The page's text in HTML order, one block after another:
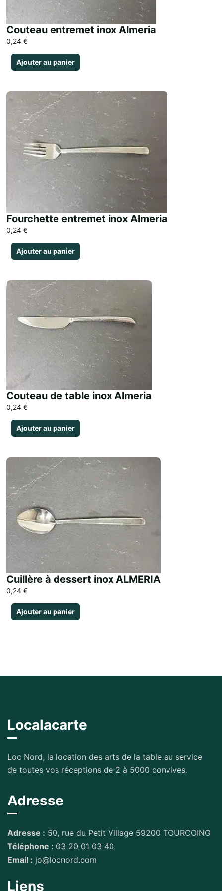
Couteau entremet inox Almeria
0,24 €
Ajouter au panier
Fourchette entremet inox Almeria
0,24 €
Ajouter au panier
Couteau de table inox Almeria
0,24 €
Ajouter au panier
Cuillère à dessert inox ALMERIA
0,24 €
Ajouter au panier
Localacarte
Loc Nord, la location des arts de la table au service
de toutes vos réceptions de 2 à 5000 convives.
Adresse
Adresse : 50, rue du Petit Village 59200 TOURCOING
Téléphone : 03 20 01 03 40
Email : jo@locnord.com
Liens